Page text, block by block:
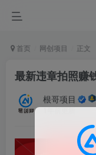
首页 网创项目 正文
最新违章拍照赚
根哥项目
1年前更新